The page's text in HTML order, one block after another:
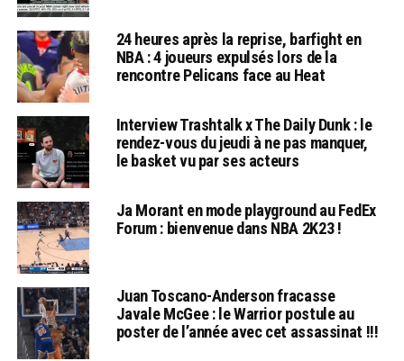
24 heures après la reprise, barfight en
NBA : 4 joueurs expulsés lors de la
rencontre Pelicans face au Heat
Interview Trashtalk x The Daily Dunk : le
rendez-vous du jeudi à ne pas manquer,
le basket vu par ses acteurs
Ja Morant en mode playground au FedEx
Forum : bienvenue dans NBA 2K23 !
Juan Toscano-Anderson fracasse
Javale McGee : le Warrior postule au
poster de l’année avec cet assassinat !!!